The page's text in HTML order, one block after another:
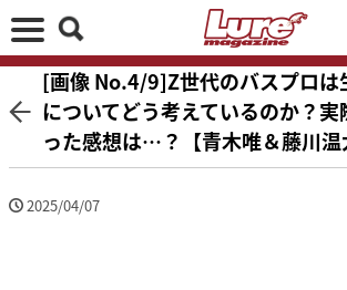
[画像 No.4/9]Z世代のバスプロは
についてどう考えているのか？実
った感想は…？【青木唯＆藤川温
2025/04/07